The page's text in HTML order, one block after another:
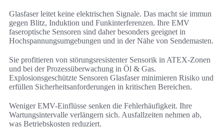
Glasfaser leitet keine elektrischen Signale. Das macht sie immun
gegen Blitz, Induktion und Funkinterferenzen. Ihre EMV
faseroptische Sensoren sind daher besonders geeignet in
Hochspannungsumgebungen und in der Nähe von Sendemasten.
Sie profitieren von störungsresistenter Sensorik in ATEX-Zonen
und bei der Prozessüberwachung in Öl & Gas.
Explosionsgeschützte Sensoren Glasfaser minimieren Risiko und
erfüllen Sicherheitsanforderungen in kritischen Bereichen.
Weniger EMV-Einflüsse senken die Fehlerhäufigkeit. Ihre
Wartungsintervalle verlängern sich. Ausfallzeiten nehmen ab,
was Betriebskosten reduziert.